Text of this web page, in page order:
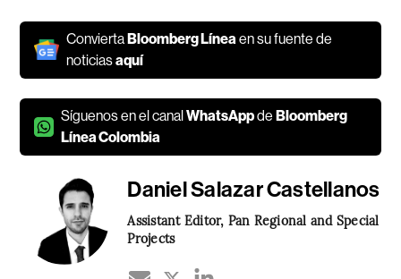
ConviertaBloomberg Línea en su fuente de
noticiasaquí
Síguenos en el canalWhatsAppdeBloomberg
Línea Colombia
Daniel Salazar Castellanos
Assistant Editor, Pan Regional and Special
Projects